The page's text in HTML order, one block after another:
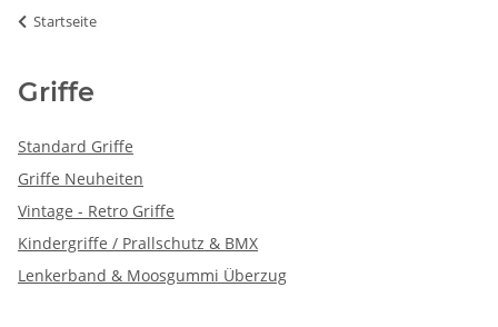
Startseite
Griffe
Standard Griffe
Griffe Neuheiten
Vintage - Retro Griffe
Kindergriffe / Prallschutz & BMX
Lenkerband & Moosgummi Überzug